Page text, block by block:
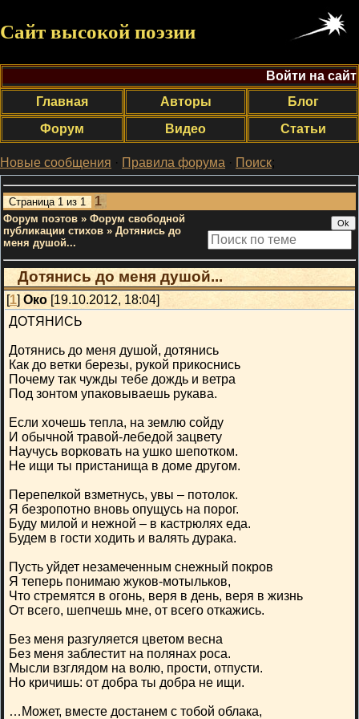
Сайт высокой поэзии
Войти на сайт
Главная
Авторы
Блог
Форум
Видео Статьи
Новые сообщения · Правила форума · Поиск;
Страница 1 из 1 1
Форум поэтов » Форум свободной
публикации стихов » Дотянись до
меня душой...
Дотянись до меня душой...
[1] Око [19.10.2012, 18:04]
ДОТЯНИСЬ
Дотянись до меня душой, дотянись
Как до ветки березы, рукой прикоснись
Почему так чужды тебе дождь и ветра
Под зонтом упаковываешь рукава.
Если хочешь тепла, на землю сойду
И обычной травой-лебедой зацвету
Научусь ворковать на ушко шепотком.
Не ищи ты пристанища в доме другом.
Перепелкой взметнусь, увы – потолок.
Я безропотно вновь опущусь на порог.
Буду милой и нежной – в кастрюлях еда.
Будем в гости ходить и валять дурака.
Пусть уйдет незамеченным снежный покров
Я теперь понимаю жуков-мотыльков,
Что стремятся в огонь, веря в день, веря в жизнь
От всего, шепчешь мне, от всего откажись.
Без меня разгуляется цветом весна
Без меня заблестит на полянах роса.
Мысли взглядом на волю, прости, отпусти.
Но кричишь: от добра ты добра не ищи.
…Может, вместе достанем с тобой облака,